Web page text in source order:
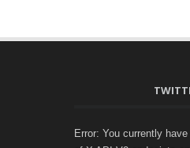
Error: You currently